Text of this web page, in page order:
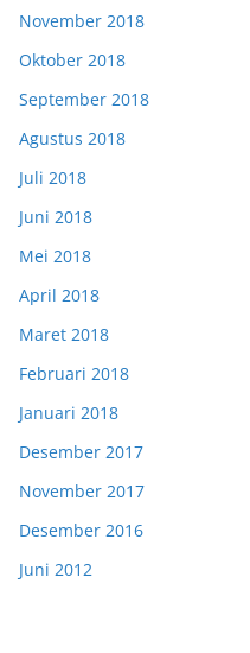
November 2018
Oktober 2018
September 2018
Agustus 2018
Juli 2018
Juni 2018
Mei 2018
April 2018
Maret 2018
Februari 2018
Januari 2018
Desember 2017
November 2017
Desember 2016
Juni 2012